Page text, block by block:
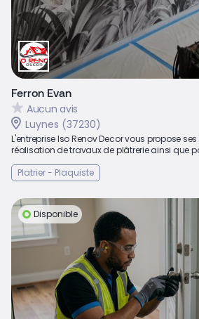
Ferron Evan
Aucun avis
Luynes (37230)
L'entreprise Iso Renov Decor vous propose
réalisation de travaux de plâtrerie ainsi que
Platrier - Plaquiste
Disponible